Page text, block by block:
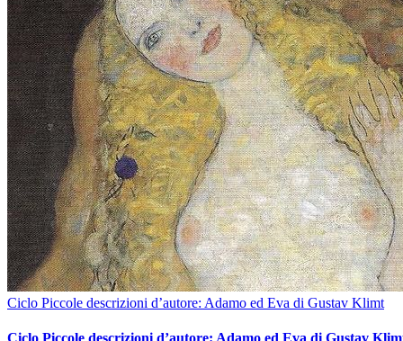
Ciclo Piccole descrizioni d’autore: Adamo ed Eva di Gustav Klimt